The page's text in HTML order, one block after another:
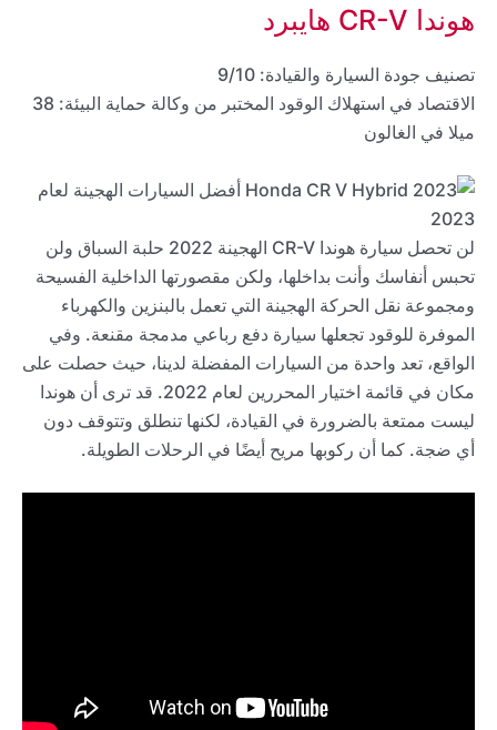
هوندا CR-V هايبرد
تصنيف جودة السيارة والقيادة: 9/10
الاقتصاد في استهلاك الوقود المختبر من وكالة حماية البيئة: 38
ميلا في الغالون
لن تحصل سيارة هوندا CR-V الهجينة 2022 حلبة السباق ولن
تحبس أنفاسك وأنت بداخلها، ولكن مقصورتها الداخلية الفسيحة
ومجموعة نقل الحركة الهجينة التي تعمل بالبنزين والكهرباء
الموفرة للوقود تجعلها سيارة دفع رباعي مدمجة مقنعة. وفي
الواقع، تعد واحدة من السيارات المفضلة لدينا، حيث حصلت على
مكان في قائمة اختيار المحررين لعام 2022. قد ترى أن هوندا
ليست ممتعة بالضرورة في القيادة، لكنها تنطلق وتتوقف دون
أي ضجة. كما أن ركوبها مريح أيضًا في الرحلات الطويلة.